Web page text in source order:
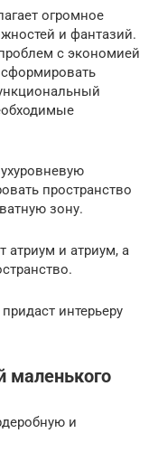
огромное
и фантазий.
с экономией
пространство
зону.
и атриум, а
интерьеру
маленького
и